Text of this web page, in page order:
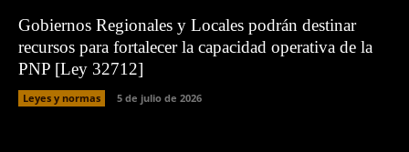
Gobiernos Regionales y Locales podrán destinar
recursos para fortalecer la capacidad operativa de la
PNP [Ley 32712]
Leyes y normas 5 de julio de 2026